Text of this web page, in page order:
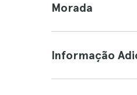
Morada
Informação